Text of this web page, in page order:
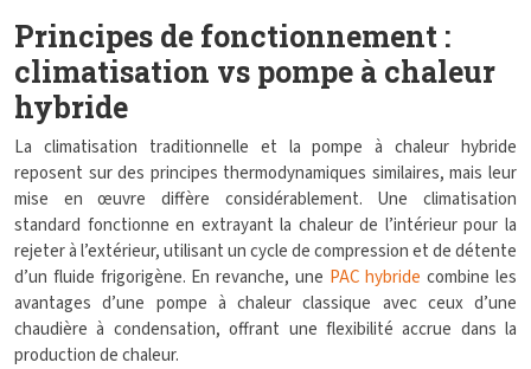
Principes de fonctionnement :
climatisation vs pompe à chaleur
hybride
La climatisation traditionnelle et la pompe à chaleur hybride
reposent sur des principes thermodynamiques similaires, mais leur
mise en œuvre diffère considérablement. Une climatisation
standard fonctionne en extrayant la chaleur de l’intérieur pour la
rejeter à l’extérieur, utilisant un cycle de compression et de détente
d’un fluide frigorigène. En revanche, une PAC hybridecombine les
avantages d’une pompe à chaleur classique avec ceux d’une
chaudière à condensation, offrant une flexibilité accrue dans la
production de chaleur.